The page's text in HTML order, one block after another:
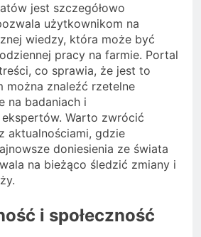
jest szczegółowo
użytkownikom na
wiedzy, która może być
pracy na farmie. Portal
co sprawia, że jest to
można znaleźć rzetelne
na badaniach i
Warto zwrócić
aktualnościami, gdzie
doniesienia ze świata
na bieżąco śledzić zmiany i
i społeczność